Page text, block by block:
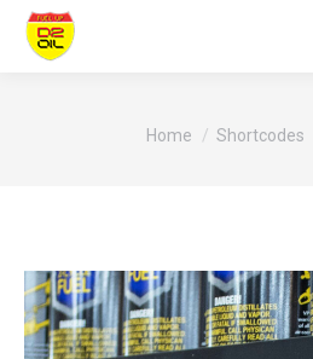
You are here:
Home Shortcodes